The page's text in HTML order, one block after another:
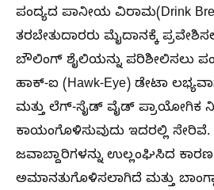
ಪಂದ್ಯದ ಪಾನೀಯ ವಿರಾಮ(Drink
ತರಬೇತುದಾರರು ಮೈದಾನಕ್ಕೆ
ಬೌಲಿಂಗ್ ಶೈಲಿಯನ್ನು ಪರಿಶೀಲಿಸಲು
ಹಾಕ್-ಐ (Hawk-Eye) ಡೇಟಾ
ಮತ್ತು ಲೆಗ್-ಸೈಡ್ ವೈಡ್ ಪ್ರಾಯೋಗಿಕ
ಕಾಯಂಗೊಳಿಸುವುದು ಇದರಲ್ಲಿ
ಜವಾಬ್ದಾರಿಗಳನ್ನು ಉಲ್ಲಂಘಿಸಿದ
ಅಮಾನತುಗೊಳಿಸಲಾಗಿದೆ ಮತ್ತು